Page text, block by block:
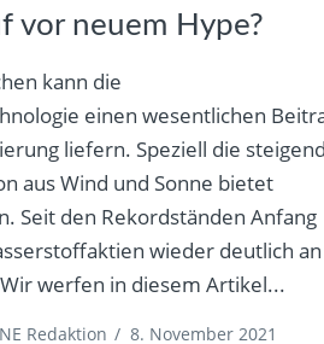
vor neuem Hype?
kann die
einen wesentlichen
liefern. Speziell die
aus Wind und Sonne bietet
Seit den Rekordständen Anfang
wieder deutlich an
werfen in diesem Artikel...
Redaktion / 8. November 2021